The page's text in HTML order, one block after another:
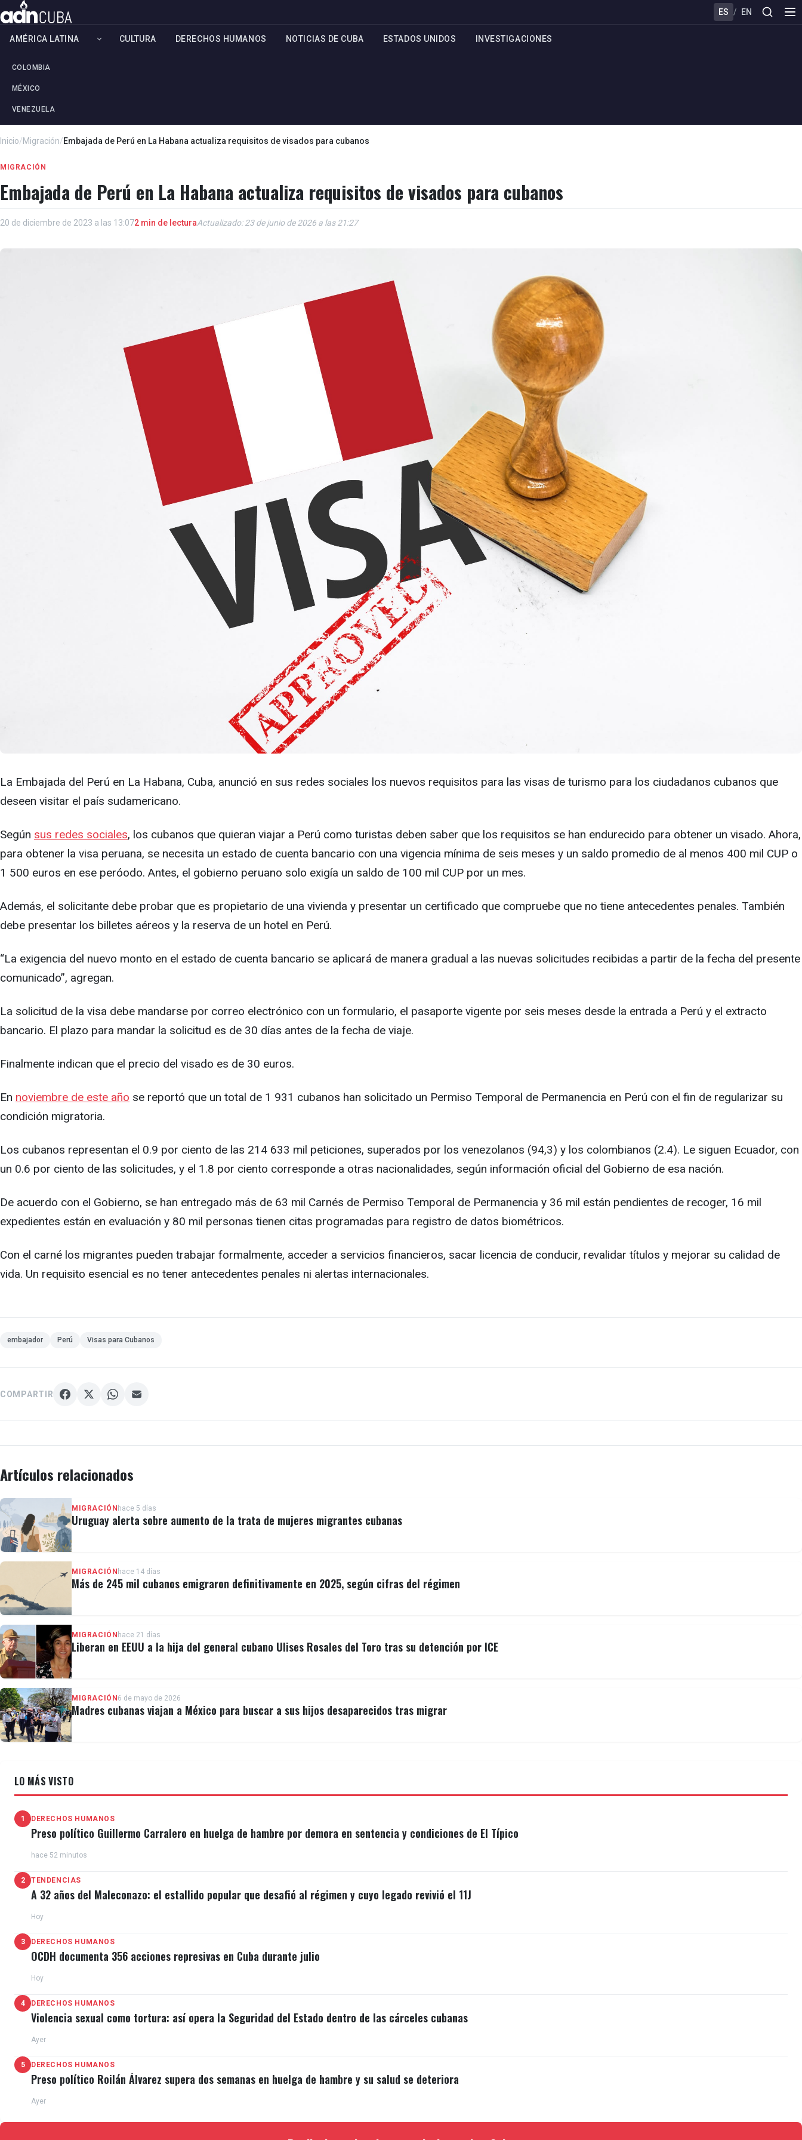
ES / EN
AMÉRICA LATINA
COLOMBIA
MÉXICO
VENEZUELA
CULTURA DERECHOS HUMANOS NOTICIAS DE CUBA ESTADOS UNIDOS INVESTIGACIONES
Inicio/Migración/Embajada de Perú en La Habana actualiza requisitos de visados para cubanos
MIGRACIÓN
Embajada de Perú en La Habana actualiza requisitos de visados para cubanos
20 de diciembre de 2023 a las 13:072 min de lecturaActualizado: 23 de junio de 2026 a las 21:27
La Embajada del Perú en La Habana, Cuba, anunció en sus redes sociales los nuevos requisitos para las visas de turismo para los ciudadanos cubanos que
deseen visitar el país sudamericano.
Según sus redes sociales, los cubanos que quieran viajar a Perú como turistas deben saber que los requisitos se han endurecido para obtener un visado. Ahora,
para obtener la visa peruana, se necesita un estado de cuenta bancario con una vigencia mínima de seis meses y un saldo promedio de al menos 400 mil CUP o
1 500 euros en ese peróodo. Antes, el gobierno peruano solo exigía un saldo de 100 mil CUP por un mes.
Además, el solicitante debe probar que es propietario de una vivienda y presentar un certificado que compruebe que no tiene antecedentes penales. También
debe presentar los billetes aéreos y la reserva de un hotel en Perú.
“La exigencia del nuevo monto en el estado de cuenta bancario se aplicará de manera gradual a las nuevas solicitudes recibidas a partir de la fecha del presente
comunicado”, agregan.
La solicitud de la visa debe mandarse por correo electrónico con un formulario, el pasaporte vigente por seis meses desde la entrada a Perú y el extracto
bancario. El plazo para mandar la solicitud es de 30 días antes de la fecha de viaje.
Finalmente indican que el precio del visado es de 30 euros.
En noviembre de este año se reportó que un total de 1 931 cubanos han solicitado un Permiso Temporal de Permanencia en Perú con el fin de regularizar su
condición migratoria.
Los cubanos representan el 0.9 por ciento de las 214 633 mil peticiones, superados por los venezolanos (94,3) y los colombianos (2.4). Le siguen Ecuador, con
un 0.6 por ciento de las solicitudes, y el 1.8 por ciento corresponde a otras nacionalidades, según información oficial del Gobierno de esa nación.
De acuerdo con el Gobierno, se han entregado más de 63 mil Carnés de Permiso Temporal de Permanencia y 36 mil están pendientes de recoger, 16 mil
expedientes están en evaluación y 80 mil personas tienen citas programadas para registro de datos biométricos.
Con el carné los migrantes pueden trabajar formalmente, acceder a servicios financieros, sacar licencia de conducir, revalidar títulos y mejorar su calidad de
vida. Un requisito esencial es no tener antecedentes penales ni alertas internacionales.
embajador Perú Visas para Cubanos
COMPARTIR
Artículos relacionados
MIGRACIÓN hace 5 días
Uruguay alerta sobre aumento de la trata de mujeres migrantes cubanas
MIGRACIÓN hace 14 días
Más de 245 mil cubanos emigraron definitivamente en 2025, según cifras del régimen
MIGRACIÓN hace 21 días
Liberan en EEUU a la hija del general cubano Ulises Rosales del Toro tras su detención por ICE
MIGRACIÓN 6 de mayo de 2026
Madres cubanas viajan a México para buscar a sus hijos desaparecidos tras migrar
LO MÁS VISTO
1 DERECHOS HUMANOS
Preso político Guillermo Carralero en huelga de hambre por demora en sentencia y condiciones de El Típico
hace 52 minutos
2 TENDENCIAS
A 32 años del Maleconazo: el estallido popular que desafió al régimen y cuyo legado revivió el 11J
Hoy
3 DERECHOS HUMANOS
OCDH documenta 356 acciones represivas en Cuba durante julio
Hoy
4 DERECHOS HUMANOS
Violencia sexual como tortura: así opera la Seguridad del Estado dentro de las cárceles cubanas
Ayer
5 DERECHOS HUMANOS
Preso político Roilán Álvarez supera dos semanas en huelga de hambre y su salud se deteriora
Ayer